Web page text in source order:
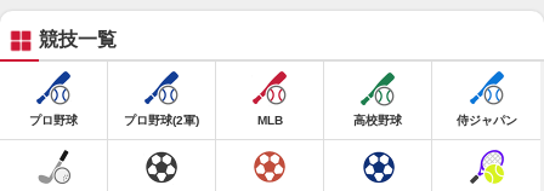
競技一覧
プロ野球 プロ野球(2軍) MLB 高校野球 侍ジャパン